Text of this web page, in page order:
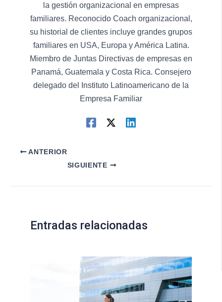
la gestión organizacional en empresas
familiares. Reconocido Coach organizacional,
su historial de clientes incluye grandes grupos
familiares en USA, Europa y América Latina.
Miembro de Juntas Directivas de empresas en
Panamá, Guatemala y Costa Rica. Consejero
delegado del Instituto Latinoamericano de la
Empresa Familiar
ANTERIOR
SIGUIENTE
Entradas relacionadas